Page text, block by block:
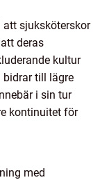
att sjuksköterskor
deras
kultur
till lägre
i sin tur
kontinuitet för
med